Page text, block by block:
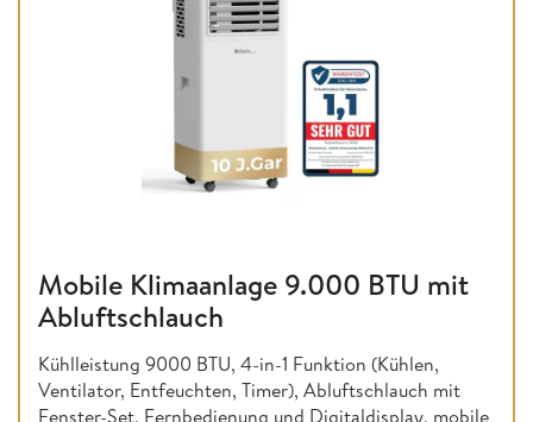
Mobile Klimaanlage 9.000 BTU mit
Abluftschlauch
Kühlleistung 9000 BTU, 4-in-1 Funktion (Kühlen,
Ventilator, Entfeuchten, Timer), Abluftschlauch mit
Fenster-Set, Fernbedienung und Digitaldisplay, mobile